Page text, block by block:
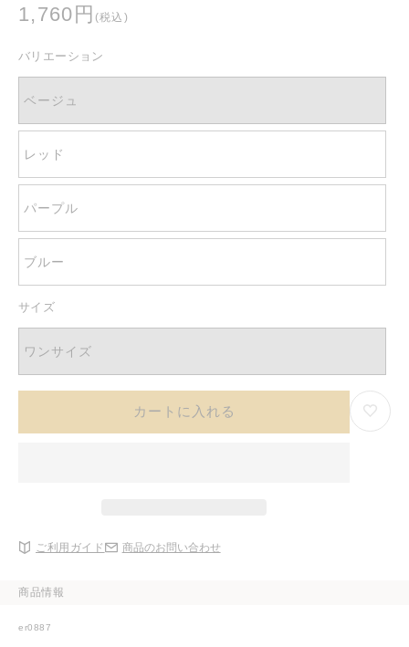
通
価
格
1,760円 (税込)
バリエーション
ベージュ
レッド
パープル
ブルー
サイズ
ワンサイズ
カートに入れる
ご利用ガイド 商品のお問い合わせ
商品情報
er0887